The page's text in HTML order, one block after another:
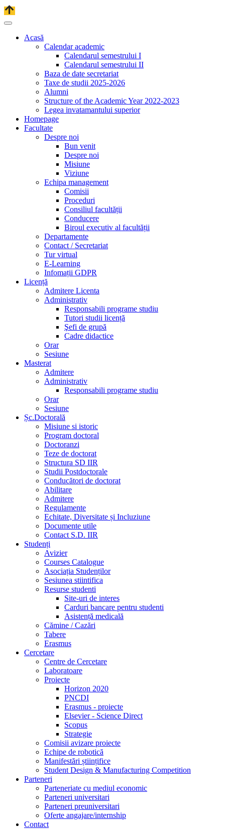
Acasă
Calendar academic
Calendarul semestrului I
Calendarul semestrului II
Baza de date secretariat
Taxe de studii 2025-2026
Alumni
Structure of the Academic Year 2022-2023
Legea invatamantului superior
Homepage
Facultate
Despre noi
Bun venit
Despre noi
Misiune
Viziune
Echipa management
Comisii
Proceduri
Consiliul facultății
Conducere
Biroul executiv al facultății
Departamente
Contact / Secretariat
Tur virtual
E-Learning
Infomații GDPR
Licență
Admitere Licenta
Administrativ
Responsabili programe studiu
Tutori studii licență
Şefi de grupă
Cadre didactice
Orar
Sesiune
Masterat
Admitere
Administrativ
Responsabili programe studiu
Orar
Sesiune
Șc.Doctorală
Misiune si istoric
Program doctoral
Doctoranzi
Teze de doctorat
Structura SD IIR
Studii Postdoctorale
Conducători de doctorat
Abilitare
Admitere
Regulamente
Echitate, Diversitate și Incluziune
Documente utile
Contact S.D. IIR
Studenți
Avizier
Courses Catalogue
Asociația Studenților
Sesiunea stiintifica
Resurse studenti
Site-uri de interes
Carduri bancare pentru studenti
Asistență medicală
Cămine / Cazări
Tabere
Erasmus
Cercetare
Centre de Cercetare
Laboratoare
Proiecte
Horizon 2020
PNCDI
Erasmus - proiecte
Elsevier - Science Direct
Scopus
Strategie
Comisii avizare proiecte
Echipe de robotică
Manifestări științifice
Student Design & Manufacturing Competition
Parteneri
Parteneriate cu mediul economic
Parteneri universitari
Parteneri preuniversitari
Oferte angajare/internship
Contact